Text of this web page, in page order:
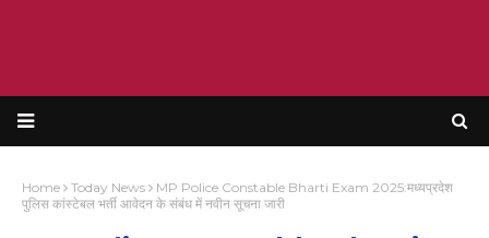
Home Today News
MP Police Constable Bharti Exam 2025:मध्यप्रदेश
पुलिस कांस्टेबल भर्ती आवेदन के संबंध में नवीन सूचना जारी